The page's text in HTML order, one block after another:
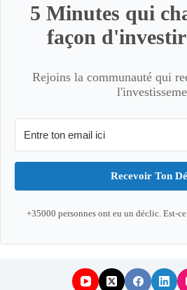
5 Minutes qui
façon
Rejoins la communauté qui
Recevoir Ton
+35000 personnes ont eu un déclic. Est-